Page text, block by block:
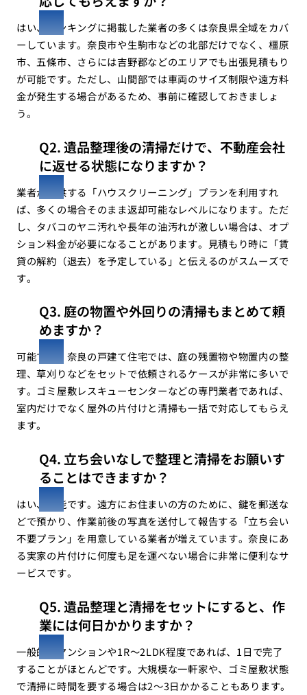
はい、ランキングに掲載した業者の多くは奈良県全域をカバ
ーしています。奈良市や生駒市などの北部だけでなく、橿原
市、五條市、さらには吉野郡などのエリアでも出張見積もり
が可能です。ただし、山間部では車両のサイズ制限や遠方料
金が発生する場合があるため、事前に確認しておきましょ
う。
Q2. 遺品整理後の清掃だけで、不動産会社
に返せる状態になりますか？
業者が提供する「ハウスクリーニング」プランを利用すれ
ば、多くの場合そのまま返却可能なレベルになります。ただ
し、タバコのヤニ汚れや長年の油汚れが激しい場合は、オプ
ション料金が必要になることがあります。見積もり時に「賃
貸の解約（退去）を予定している」と伝えるのがスムーズで
す。
Q3. 庭の物置や外回りの清掃もまとめて頼
めますか？
可能です。奈良の戸建て住宅では、庭の残置物や物置内の整
理、草刈りなどをセットで依頼されるケースが非常に多いで
す。ゴミ屋敷レスキューセンターなどの専門業者であれば、
室内だけでなく屋外の片付けと清掃も一括で対応してもらえ
ます。
Q4. 立ち会いなしで整理と清掃をお願いす
ることはできますか？
はい、可能です。遠方にお住まいの方のために、鍵を郵送な
どで預かり、作業前後の写真を送付して報告する「立ち会い
不要プラン」を用意している業者が増えています。奈良にあ
る実家の片付けに何度も足を運べない場合に非常に便利なサ
ービスです。
Q5. 遺品整理と清掃をセットにすると、作
業には何日かかりますか？
一般的なマンションや1R〜2LDK程度であれば、1日で完了
することがほとんどです。大規模な一軒家や、ゴミ屋敷状態
で清掃に時間を要する場合は2〜3日かかることもあります。